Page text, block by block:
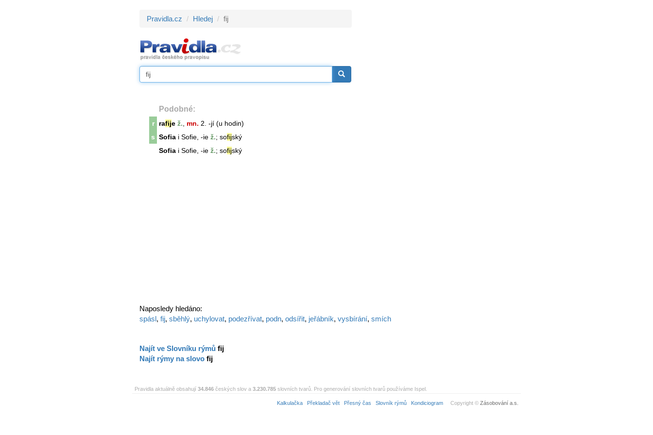
Pravidla.cz Hledej fij
Podobné:
r rafije ž. mn. 2. -jí (u hodin)
s Sofia i Sofie, -ie ž.; sofijský
Sofia i Sofie, -ie ž.; sofijský
Naposledy hledáno:
spásl, fij, sběhlý, uchylovat, podezřívat, podn, odsířit, jeřábník, vysbírání, smích
Najít ve Slovníku rýmů fij
Najít rýmy na slovo fij
Pravidla aktuálně obsahují 34.846 českých slov a 3.230.785 slovních tvarů. Pro generování slovních tvarů používáme Ispel.
Kalkulačka Překladač vět Přesný čas Slovník rýmů Kondiciogram Copyright © Zásobování a.s.